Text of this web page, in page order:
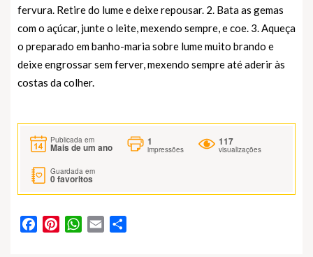
fervura. Retire do lume e deixe repousar. 2. Bata as gemas
com o açúcar, junte o leite, mexendo sempre, e coe. 3. Aqueça
o preparado em banho-maria sobre lume muito brando e
deixe engrossar sem ferver, mexendo sempre até aderir às
costas da colher.
Publicada em
Mais de um ano
1
impressões
117
visualizações
Guardada em
0favoritos
FacebookPinterestWhatsApp
Email